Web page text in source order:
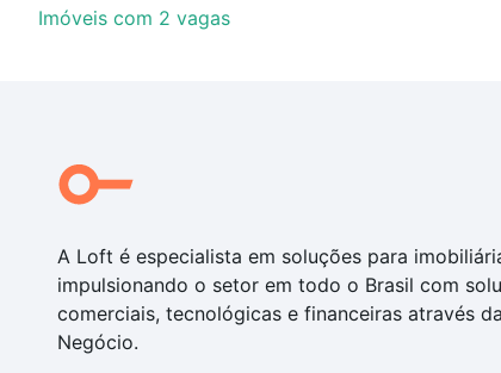
Imóveis com 2 vagas
A Loft é especialista em soluções para
impulsionando o setor em todo o Brasil com
comerciais, tecnológicas e financeiras através
Negócio.